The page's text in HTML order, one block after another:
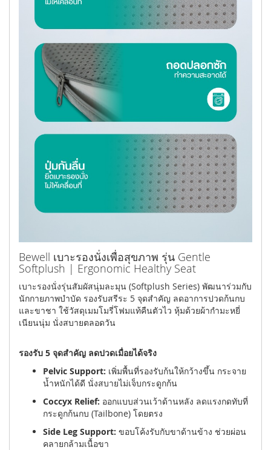
Bewell เบาะรองนั่งเพื่อสุขภาพ รุ่น Gentle
Softplush | Ergonomic Healthy Seat
เบาะรองนั่งรุ่นสัมผัสนุ่มละมุน (Softplush Series) พัฒนาร่วมกับ
นักกายภาพบำบัด รองรับสรีระ 5 จุดสำคัญ ลดอาการปวดก้นกบ
และขาชา ใช้วัสดุเมมโมรี่โฟมแท้คืนตัวไว หุ้มด้วยผ้ากำมะหยี่
เนียนนุ่ม นั่งสบายตลอดวัน
รองรับ 5 จุดสำคัญ ลดปวดเมื่อยได้จริง
Pelvic Support: เพิ่มพื้นที่รองรับก้นให้กว้างขึ้น กระจาย
น้ำหนักได้ดี นั่งสบายไม่เจ็บกระดูกก้น
Coccyx Relief: ออกแบบส่วนเว้าด้านหลัง ลดแรงกดทับที่
กระดูกก้นกบ (Tailbone) โดยตรง
Side Leg Support: ขอบโค้งรับกับขาด้านข้าง ช่วยผ่อน
คลายกล้ามเนื้อขา